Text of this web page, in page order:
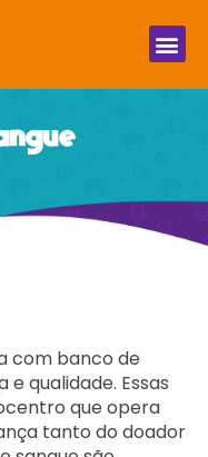
com banco de
qualidade. Essas
que opera
tanto do doador